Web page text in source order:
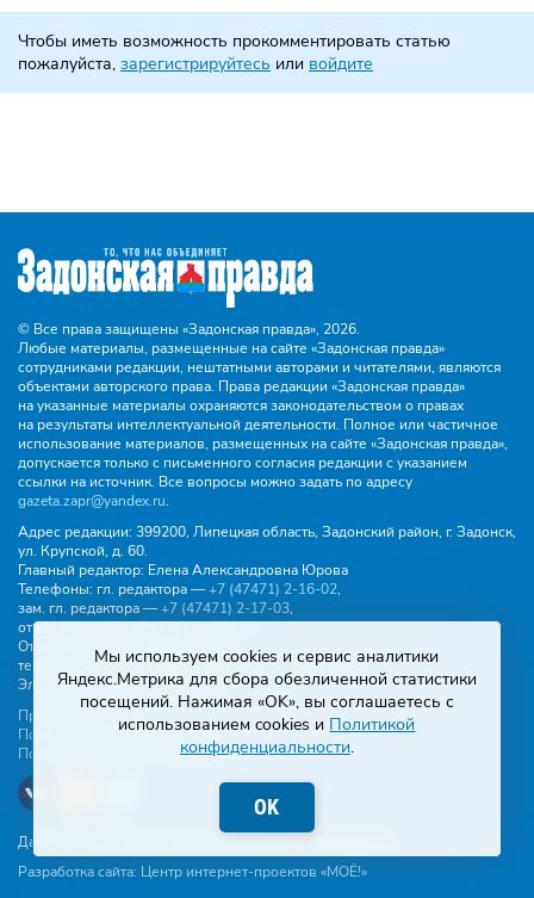
Чтобы иметь возможность прокомментировать статью
пожалуйста, зарегистрируйтесь или войдите
© Все права защищены «Задонская правда», 2026.
Любые материалы, размещенные на сайте «Задонская правда»
сотрудниками редакции, нештатными авторами и читателями, являются
объектами авторского права. Права редакции «Задонская правда»
на указанные материалы охраняются законодательством о правах
на результаты интеллектуальной деятельности. Полное или частичное
использование материалов, размещенных на сайте «Задонская правда»,
допускается только с письменного согласия редакции с указанием
ссылки на источник. Все вопросы можно задать по адресу
gazeta.zapr@yandex.ru.
Адрес редакции: 399200, Липецкая область, Задонский район, г. Задонск,
ул. Крупской, д. 60.
Главный редактор: Елена Александровна Юрова
Телефоны: гл. редактора —+7 (47471) 2‑16‑02,
зам. гл. редактора —+7 (47471) 2‑17‑03,
отдела писем —+7 (47471) 2‑11‑95.
Отдел рекламы и объявлений:
тел.
+7 (47471) 2‑43‑88, эл. почта -buh.gzp@yandex.ru
Эл. почта:gazeta.zapr@yandex.ru
Правила общения
Политика конфиденциальности
Пользовательское соглашение
Данные погоды предоставляются сервисом
Разработка сайта: Центр интернет-проектов «МОЁ!»
Мы используем cookies и сервис аналитики
Яндекс.Метрика для сбора обезличенной статистики
посещений. Нажимая «OK», вы соглашаетесь с
использованием cookies и Политикой
конфиденциальности.
OK